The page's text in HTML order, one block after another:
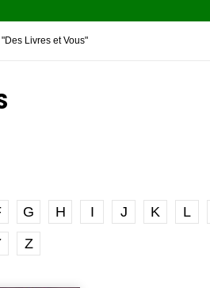
Livres et Vous"
G H I J K L
Z